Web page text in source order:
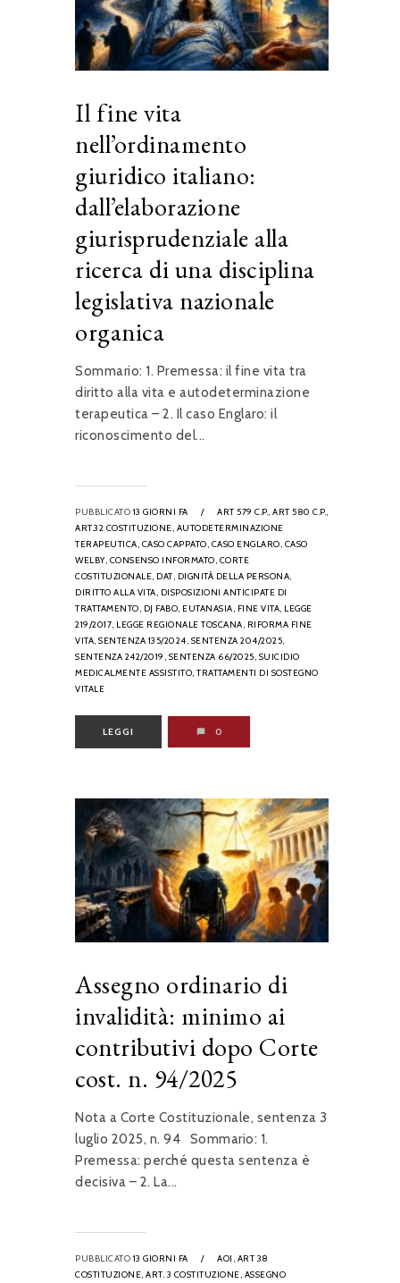
Il fine vita
nell’ordinamento
giuridico italiano:
dall’elaborazione
giurisprudenziale alla
ricerca di una disciplina
legislativa nazionale
organica
Sommario: 1. Premessa: il fine vita tra
diritto alla vita e autodeterminazione
terapeutica – 2. Il caso Englaro: il
riconoscimento del...
PUBBLICATO 13 GIORNI FA / ART 579 C.P., ART 580 C.P.,
ART.32 COSTITUZIONE, AUTODETERMINAZIONE
TERAPEUTICA, CASO CAPPATO, CASO ENGLARO, CASO
WELBY, CONSENSO INFORMATO, CORTE
COSTITUZIONALE, DAT, DIGNITÀ DELLA PERSONA,
DIRITTO ALLA VITA, DISPOSIZIONI ANTICIPATE DI
TRATTAMENTO, DJ FABO, EUTANASIA, FINE VITA, LEGGE
219/2017, LEGGE REGIONALE TOSCANA, RIFORMA FINE
VITA, SENTENZA 135/2024, SENTENZA 204/2025,
SENTENZA 242/2019, SENTENZA 66/2025, SUICIDIO
MEDICALMENTE ASSISTITO, TRATTAMENTI DI SOSTEGNO
VITALE
LEGGI 0
Assegno ordinario di
invalidità: minimo ai
contributivi dopo Corte
cost. n. 94/2025
Nota a Corte Costituzionale, sentenza 3
luglio 2025, n. 94 Sommario: 1.
Premessa: perché questa sentenza è
decisiva – 2. La...
PUBBLICATO 13 GIORNI FA / AOI, ART 38
COSTITUZIONE, ART. 3 COSTITUZIONE, ASSEGNO